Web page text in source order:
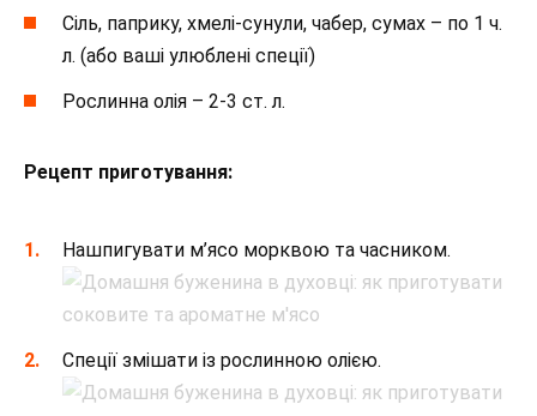
Сіль, паприку, хмелі-сунули, чабер, сумах – по 1 ч.
л. (або ваші улюблені спеції)
Рослинна олія – 2-3 ст. л.
Рецепт приготування:
Нашпигувати м’ясо морквою та часником.
Спеції змішати із рослинною олією.